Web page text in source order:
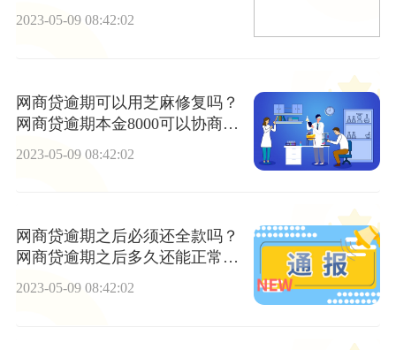
吗？
2023-05-09 08:42:02
网商贷逾期可以用芝麻修复吗？
网商贷逾期本金8000可以协商还
2023-05-09 08:42:02
网商贷逾期之后必须还全款吗？
网商贷逾期之后多久还能正常使
用？ 世界新动态
2023-05-09 08:42:02